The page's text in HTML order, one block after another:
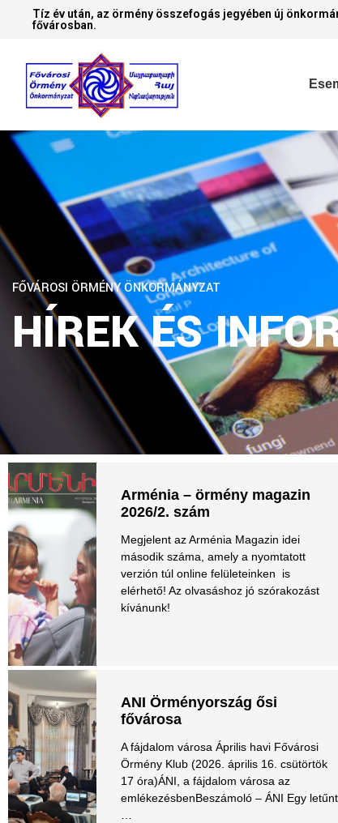
Tíz év után, az örmény összefogás jegyében új
fővárosban.
FŐVÁROSI ÖRMÉNY ÖNKORMÁNYZAT
HÍREK ÉS
Arménia – örmény magazin
2026/2. szám
Megjelent az Arménia Magazin idei
második száma, amely a nyomtatott
verzión túl online felületeinken is
elérhető! Az olvasáshoz jó szórakozást
kívánunk!
ANI Örményország ősi
fővárosa
A fájdalom városa Április havi Fővárosi
Örmény Klub (2026. április 16. csütörtök
17 óra)ÁNI, a fájdalom városa az
emlékezésbenBeszámoló – ÁNI Egy letűnt
…